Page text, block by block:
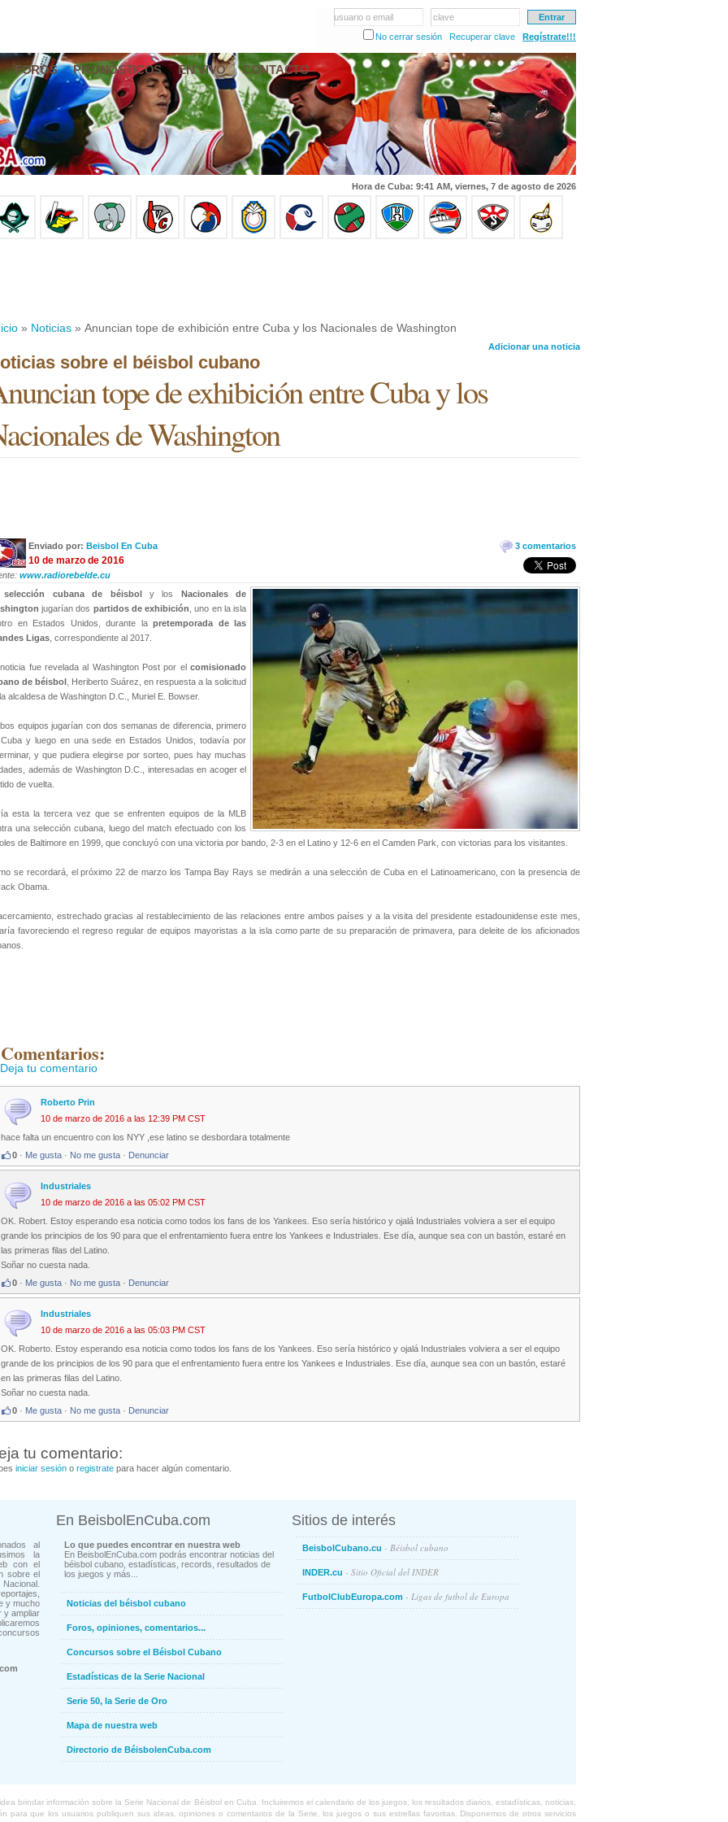
usuario o email
clave
No cerrar sesión
Recuperar clave Regístrate!!!
FOROS PRONÓSTICOS EN VIVO CONTACTO
Hora de Cuba: 9:41 AM, viernes, 7 de agosto de 2026
» Noticias » Anuncian tope de exhibición entre Cuba y los Nacionales de Washington
Adicionar una noticia
sobre el béisbol cubano
tope de exhibición entre Cuba y los
de Washington
3 comentarios
Enviado por: Beisbol En Cuba
10 de marzo de 2016
www.radiorebelde.cu
selección cubana de béisboly los Nacionales de
jugarían dos partidos de exhibición , uno en la isla
en Estados Unidos, durante lapretemporada de las
Ligas , correspondiente al 2017.
fue revelada al Washington Post por el comisionado
de béisbol , Heriberto Suárez, en respuesta a la solicitud
alcaldesa de Washington D.C., Muriel E. Bowser.
equipos jugarían con dos semanas de diferencia, primero
y luego en una sede en Estados Unidos, todavía por
y que pudiera elegirse por sorteo, pues hay muchas
además de Washington D.C., interesadas en acoger el
de vuelta.
esta la tercera vez que se enfrenten equipos de la MLB
una selección cubana, luego del match efectuado con los
de Baltimore en 1999, que concluyó con una victoria por bando, 2-3 en el Latino y 12-6 en el Camden Park, con victorias para los visitantes.
se recordará, el próximo 22 de marzo los Tampa Bay Rays se medirán a una selección de Cuba en el Latinoamericano, con la presencia de
Obama.
estrechado gracias al restablecimiento de las relaciones entre ambos países y a la visita del presidente estadounidense este mes,
favoreciendo el regreso regular de equipos mayoristas a la isla como parte de su preparación de primavera, para deleite de los aficionados
Deja tu comentario
Roberto Prin
10 de marzo de 2016 a las 12:39 PM CST
hace falta un encuentro con los NYY ,ese latino se desbordara totalmente
0 · Me gusta · No me gusta · Denunciar
Industriales
10 de marzo de 2016 a las 05:02 PM CST
OK. Robert. Estoy esperando esa noticia como todos los fans de los Yankees. Eso sería histórico y ojalá Industriales volviera a ser el equipo
grande los principios de los 90 para que el enfrentamiento fuera entre los Yankees e Industriales. Ese día, aunque sea con un bastón, estaré en
las primeras filas del Latino.
Soñar no cuesta nada.
0 · Me gusta · No me gusta · Denunciar
Industriales
10 de marzo de 2016 a las 05:03 PM CST
OK. Roberto. Estoy esperando esa noticia como todos los fans de los Yankees. Eso sería histórico y ojalá Industriales volviera a ser el equipo
grande de los principios de los 90 para que el enfrentamiento fuera entre los Yankees e Industriales. Ese día, aunque sea con un bastón, estaré
en las primeras filas del Latino.
Soñar no cuesta nada.
0 · Me gusta · No me gusta · Denunciar
tu comentario:
iniciar sesión o registrate para hacer algún comentario.
al
la
con el
sobre el
y mucho
y ampliar
En BeisbolEnCuba.com
Lo que puedes encontrar en nuestra web
En BeisbolEnCuba.com podrás encontrar noticias del
béisbol cubano, estadísticas, records, resultados de
los juegos y más...
Noticias del béisbol cubano
Foros, opiniones, comentarios...
Concursos sobre el Béisbol Cubano
Estadísticas de la Serie Nacional
Serie 50, la Serie de Oro
Mapa de nuestra web
Directorio de BéisbolenCuba.com
Sitios de interés
BeisbolCubano.cu - Béisbol cubano
INDER.cu - Sitio Oficial del INDER
FutbolClubEuropa.com - Ligas de futbol de Europa
brindar información sobre la Serie Nacional de Béisbol en Cuba. Incluiremos el calendario de los juegos, los resultados diarios, estadísticas, noticias,
para que los usuarios publiquen sus ideas, opiniones o comentarios de la Serie, los juegos o sus estrellas favoritas. Disponemos de otros servicios